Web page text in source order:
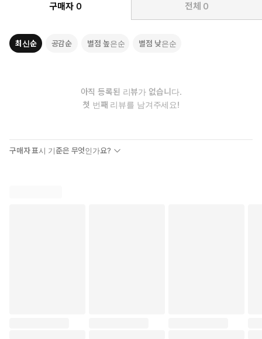
구매자 0 전체 0
최신순 공감순 별점 높은순 별점 낮은순
아직 등록된 리뷰가 없습니다.
첫 번째 리뷰를 남겨주세요!
구매자 표시 기준은 무엇인가요?